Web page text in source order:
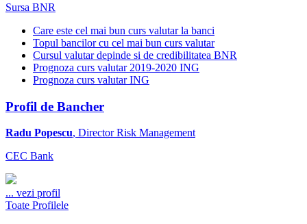
Sursa BNR
Care este cel mai bun curs valutar la banci
Topul bancilor cu cel mai bun curs valutar
Cursul valutar depinde si de credibilitatea BNR
Prognoza curs valutar 2019-2020 ING
Prognoza curs valutar ING
Profil de Bancher
Radu Popescu, Director Risk Management
CEC Bank
... vezi profil
Toate Profilele